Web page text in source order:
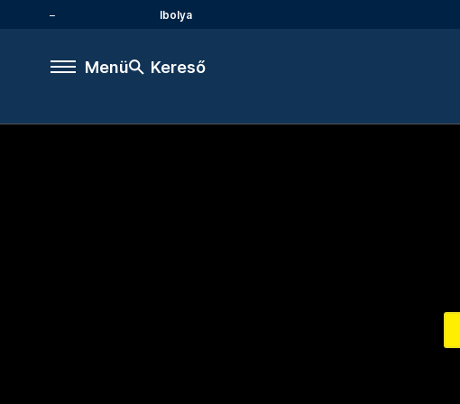
Ibolya
Menü Kereső